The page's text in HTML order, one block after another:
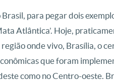
Brasil, para pegar dois
Atlântica’. Hoje,
região onde vivo, Brasília, o
que foram
como no Centro-oeste.